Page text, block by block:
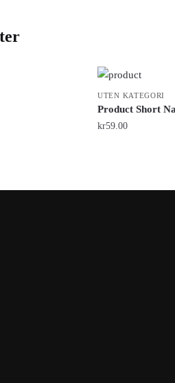
UTEN KATEGORI
Product Short
kr59.00